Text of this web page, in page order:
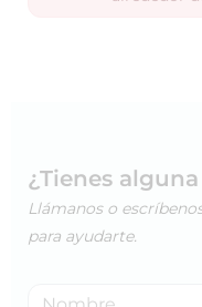
¿Tienes
Llámanos o
para ayudarte.